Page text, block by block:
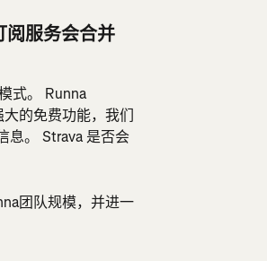
服务会合并
式。 Runna
的免费功能，我们
息。 Strava 是否会
团队规模，并进一